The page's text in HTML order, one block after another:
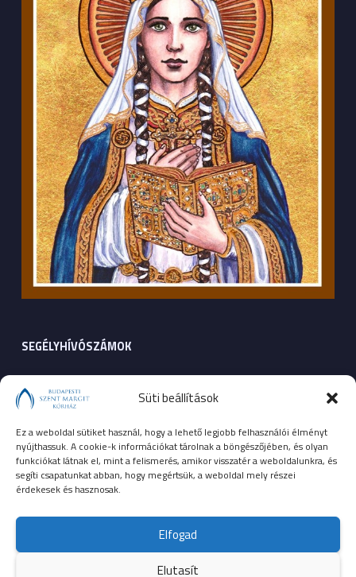
Süti beállítások
Ez a weboldal sütiket használ, hogy a lehető legjobb felhasználói élményt
nyújthassuk. A cookie-k információkat tárolnak a böngészőjében, és olyan
funkciókat látnak el, mint a felismerés, amikor visszatér a weboldalunkra, és
segíti csapatunkat abban, hogy megértsük, a weboldal mely részei
érdekesek és hasznosak.
Elfogad
Elutasít
SEGÉLYHÍVÓSZÁMOK
107rendőrség
112egységes európai segélyhívószám
© 2023 Budapesti Szent Margit Kórház